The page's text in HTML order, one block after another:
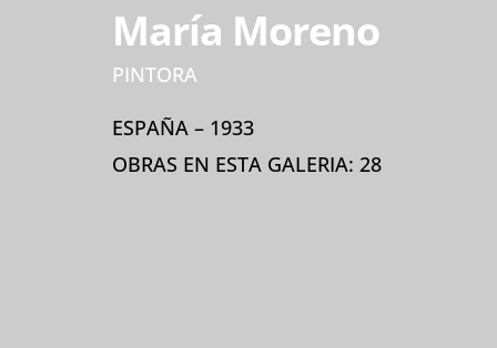
María Moreno
PINTORA
ESPAÑA – 1933
OBRAS EN ESTA GALERIA: 28